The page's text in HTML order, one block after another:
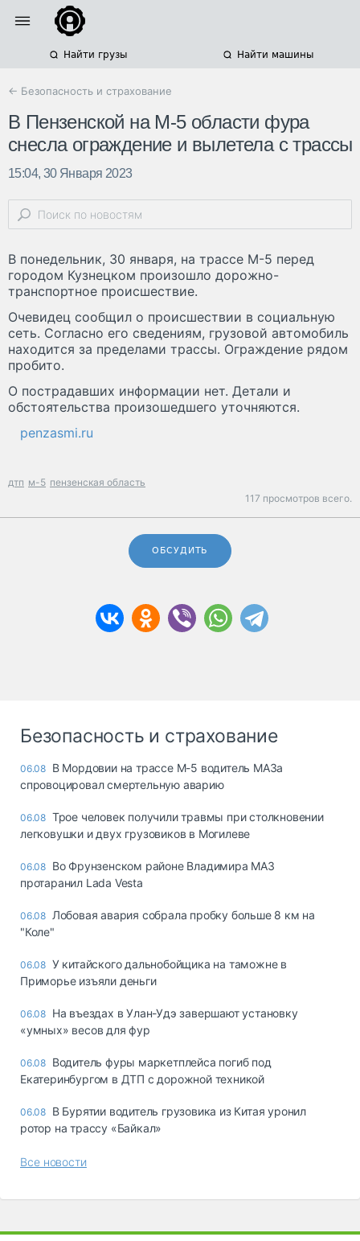
Найти грузы Найти машины
← Безопасность и страхование
В Пензенской на М-5 области фура
снесла ограждение и вылетела с трассы
15:04, 30 Января 2023
В понедельник, 30 января, на трассе М-5 перед
городом Кузнецком произошло дорожно-
транспортное происшествие.
Очевидец сообщил о происшествии в социальную
сеть. Согласно его сведениям, грузовой автомобиль
находится за пределами трассы. Ограждение рядом
пробито.
О пострадавших информации нет. Детали и
обстоятельства произошедшего уточняются.
penzasmi.ru
дтп м-5 пензенская область
117 просмотров всего.
ОБСУДИТЬ
Безопасность и страхование
06.08 В Мордовии на трассе М-5 водитель МАЗа
спровоцировал смертельную аварию
06.08 Трое человек получили травмы при столкновении
легковушки и двух грузовиков в Могилеве
06.08 Во Фрунзенском районе Владимира МАЗ
протаранил Lada Vesta
06.08 Лобовая авария собрала пробку больше 8 км на
"Коле"
06.08 У китайского дальнобойщика на таможне в
Приморье изъяли деньги
06.08 Ha въeздax в Улaн-Удэ зaвepшaют ycтaнoвкy
«yмныx» вecoв для фyp
06.08 Водитель фуры маркетплейса погиб под
Екатеринбургом в ДТП с дорожной техникой
06.08 В Бурятии водитель грузовика из Китая уронил
ротор на трассу «Байкал»
Все новости